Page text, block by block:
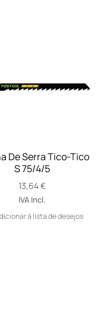
De Serra Tico-Tico
S 75/4/5
13,64€
IVA Incl.
á lista de desejos